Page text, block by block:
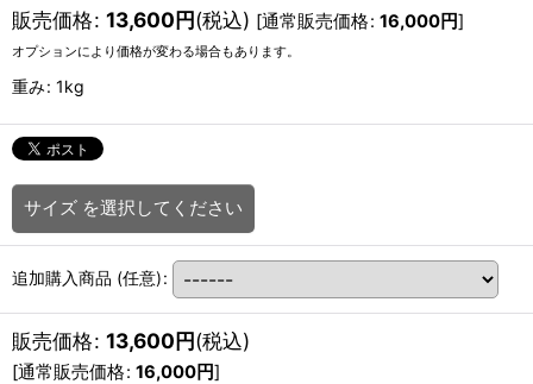
販売価格: 13,600円(税込) [通常販売価格: 16,000円]
オプションにより価格が変わる場合もあります。
重み: 1kg
サイズ を選択してください
追加購入商品 (任意):
販売価格: 13,600円(税込)
[通常販売価格: 16,000円]